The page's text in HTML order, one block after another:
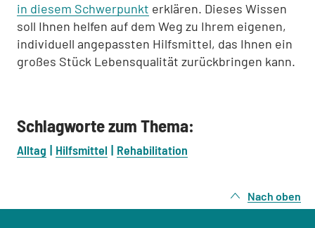
in diesem Schwerpunkt erklä­ren. Dieses Wissen
soll Ihnen helfen auf dem Weg zu Ihrem eigenen,
individuell angepassten Hilfsmittel, das Ihnen ein
großes Stück Lebensqualität zurückbrin­gen kann.
Schlagworte zum Thema:
Alltag Hilfsmittel Rehabilitation
Nach oben